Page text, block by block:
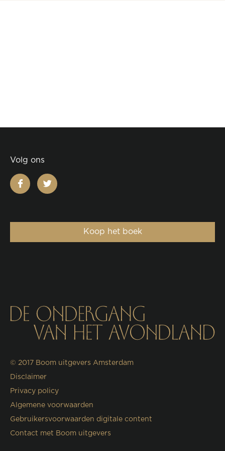
Volg ons
facebooktwitter
Koop het boek
© 2017 Boom uitgevers Amsterdam
Disclaimer
Privacy policy
Algemene voorwaarden
Gebruikersvoorwaarden digitale content
Contact met Boom uitgevers